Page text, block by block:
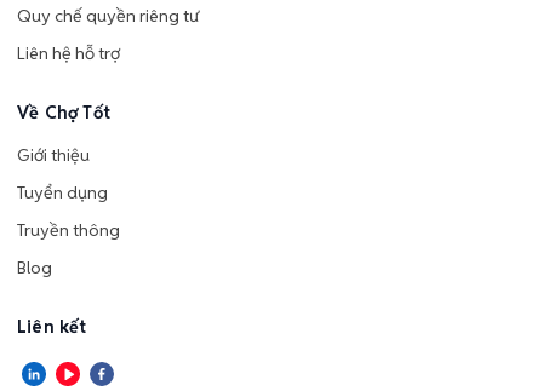
Quy chế quyền riêng tư
Liên hệ hỗ trợ
Về Chợ Tốt
Giới thiệu
Tuyển dụng
Truyền thông
Blog
Liên kết